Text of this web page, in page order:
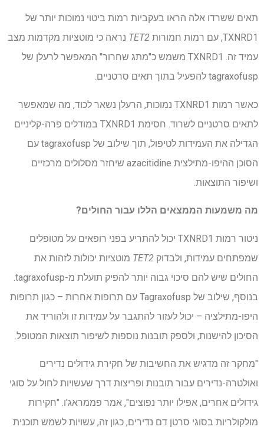
תאים ששרדו אלה הראו בעקביות רמות ביטוי נמוכות יותר של
TXNRD1, עם רמות חמורות
TET2 נראה כי מוטציות מקדמות מצב
עמיד זה. TXNRD1 משמש כ"מתג שחרור" המאפשר לרעלן של
tagraxofusp להפעיל בתוך תאים סרטניים.
כאשר רמות TXNRD1 נמוכות, הרעלן נשאר לכוד, מה שמאפשר
לתאים סרטניים לשרוד. חסימת TXNRD1 במודלים פרה-קליניים
הגדילה את העמידות לטיפול, תוך שילוב של tagraxofusp עם
הסוכן ההיפו-מתילצית azacitidine שיחזר מסלולים מרכזיים
ושיפור התוצאות.
מה משמעות הממצאים הללו עבור החולים?
ניטור רמות TXNRD1 יכול להתריע בפני רופאים על מטופלים
שמפתחים עמידות, ולבדוק TET2 מוטציות יכולות לזהות את
בנוסף, שילוב של Tagraxofusp עם תרופות אחרות – כגון תרופות
היפו-מתילציה – יכול לעזור להתגבר על עמידות זו ולהוריד את
הסיכון להישנות, ולספק תובנות נוספות לשיפור תוצאות המטופל.
"מחקר זה מדגיש את החשיבות של חקירת גידולים נדירים
ואולטרה-נדירים עבור תובנות ופריצות דרך שעשויות לחול על סוגי
גידולים אחרים, אפילו יותר נפוצים", אמר פממראג'ו. "חקירות
מולקולריות בסוגי סרטן דם נדירים, כגון זה, עשויות לשמש תוכנית